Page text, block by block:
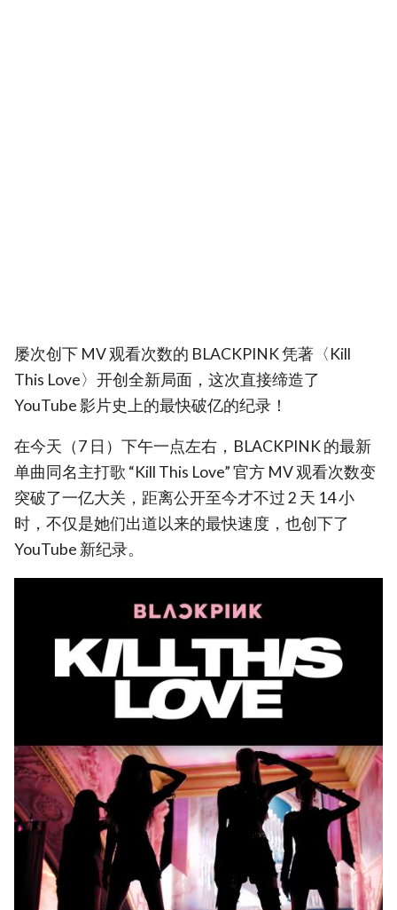
屡次创下 MV 观看次数的 BLACKPINK 凭著〈Kill
This Love〉开创全新局面，这次直接缔造了
YouTube 影片史上的最快破亿的纪录！
在今天（7 日）下午一点左右，BLACKPINK 的最新
单曲同名主打歌 “Kill This Love” 官方 MV 观看次数变
突破了一亿大关，距离公开至今才不过 2 天 14 小
时，不仅是她们出道以来的最快速度，也创下了
YouTube 新纪录。